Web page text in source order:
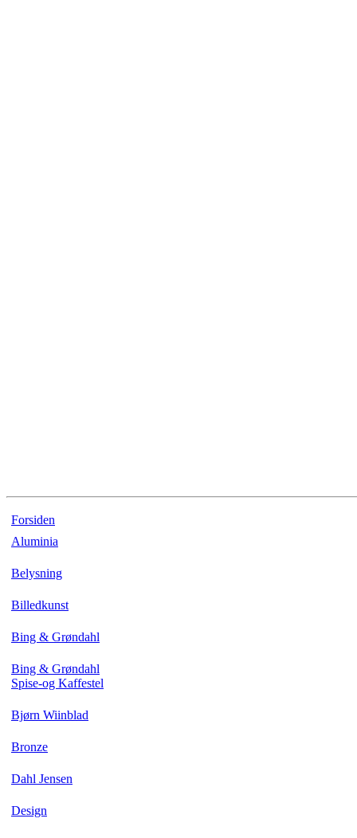
Forsiden
Aluminia
Belysning
Billedkunst
Bing & Grøndahl
Bing & Grøndahl
Spise-og Kaffestel
Bjørn Wiinblad
Bronze
Dahl Jensen
Design